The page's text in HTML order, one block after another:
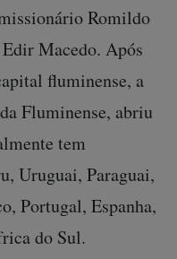
Romildo
Macedo. Após
fluminense, a
Fluminense, abriu
tem
Uruguai, Paraguai,
Portugal, Espanha,
do Sul.